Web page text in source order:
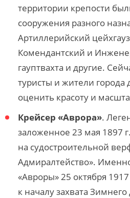
территории крепости
сооружения разного
Артиллерийский
Комендантский и
гауптвахта и другие.
туристы и жители города
оценить красоту и
Крейсер «Аврора».
заложенное 23 мая 1897
на судостроительной
Адмиралтейство».
«Авроры» 25 октября
к началу захвата